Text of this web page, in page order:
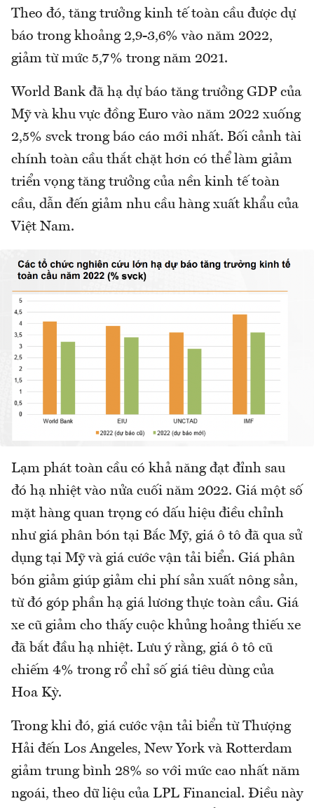
Theo đó, tăng trưởng kinh tế toàn cầu được dự
báo trong khoảng 2,9-3,6% vào năm 2022,
giảm từ mức 5,7% trong năm 2021.
World Bank đã hạ dự báo tăng trưởng GDP của
Mỹ và khu vực đồng Euro vào năm 2022 xuống
2,5% svck trong báo cáo mới nhất. Bối cảnh tài
chính toàn cầu thắt chặt hơn có thể làm giảm
triển vọng tăng trưởng của nền kinh tế toàn
cầu, dẫn đến giảm nhu cầu hàng xuất khẩu của
Việt Nam.
Lạm phát toàn cầu có khả năng đạt đỉnh sau
đó hạ nhiệt vào nửa cuối năm 2022. Giá một số
mặt hàng quan trọng có dấu hiệu điều chỉnh
như giá phân bón tại Bắc Mỹ, giá ô tô đã qua sử
dụng tại Mỹ và giá cước vận tải biển. Giá phân
bón giảm giúp giảm chi phí sản xuất nông sản,
từ đó góp phần hạ giá lương thực toàn cầu. Giá
xe cũ giảm cho thấy cuộc khủng hoảng thiếu xe
đã bắt đầu hạ nhiệt. Lưu ý rằng, giá ô tô cũ
chiếm 4% trong rổ chỉ số giá tiêu dùng của
Hoa Kỳ.
Trong khi đó, giá cước vận tải biển từ Thượng
Hải đến Los Angeles, New York và Rotterdam
giảm trung bình 28% so với mức cao nhất năm
ngoái, theo dữ liệu của LPL Financial. Điều này